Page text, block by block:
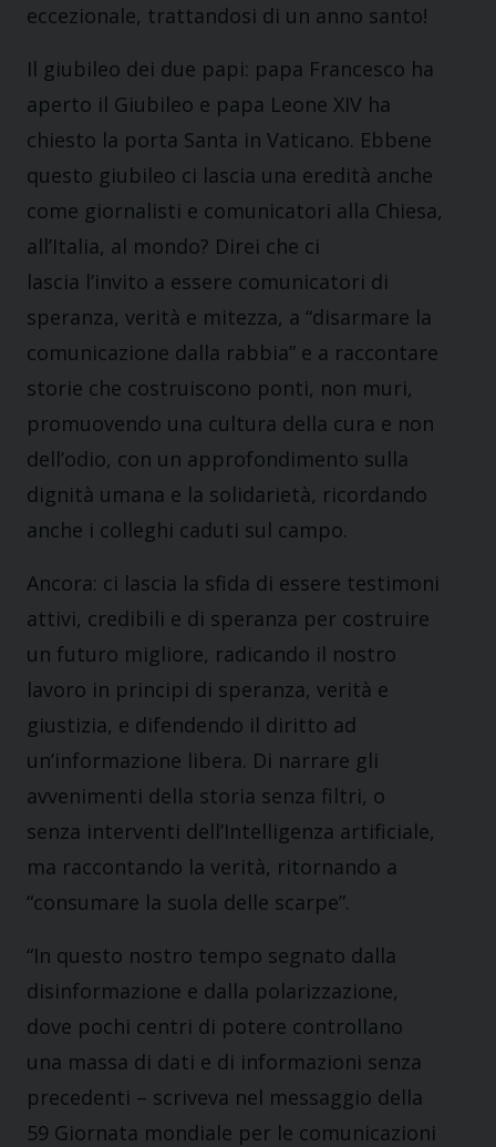
eccezionale, trattandosi di un anno santo!
Il giubileo dei due papi: papa Francesco ha
aperto il Giubileo e papa Leone XIV ha
chiesto la porta Santa in Vaticano. Ebbene
questo giubileo ci lascia una eredità anche
come giornalisti e comunicatori alla Chiesa,
all’Italia, al mondo? Direi che ci
lascia l’invito a essere comunicatori di
speranza, verità e mitezza, a “disarmare la
comunicazione dalla rabbia” e a raccontare
storie che costruiscono ponti, non muri,
promuovendo una cultura della cura e non
dell’odio, con un approfondimento sulla
dignità umana e la solidarietà, ricordando
anche i colleghi caduti sul campo.
Ancora: ci lascia la sfida di essere testimoni
attivi, credibili e di speranza per costruire
un futuro migliore, radicando il nostro
lavoro in principi di speranza, verità e
giustizia, e difendendo il diritto ad
un’informazione libera. Di narrare gli
avvenimenti della storia senza filtri, o
senza interventi dell’Intelligenza artificiale,
ma raccontando la verità, ritornando a
“consumare la suola delle scarpe”.
“In questo nostro tempo segnato dalla
disinformazione e dalla polarizzazione,
dove pochi centri di potere controllano
una massa di dati e di informazioni senza
precedenti – scriveva nel messaggio della
59 Giornata mondiale per le comunicazioni